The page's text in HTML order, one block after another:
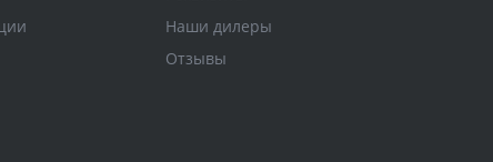
Наши дилеры
Отзывы